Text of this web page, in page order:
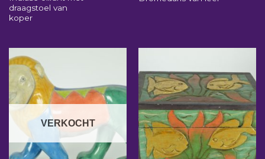
draagstoel van
koper
VERKOCHT